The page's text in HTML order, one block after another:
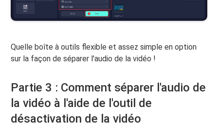
Quelle boîte à outils flexible et assez simple en option
sur la façon de séparer l'audio de la vidéo !
Partie 3 : Comment séparer l'audio de
la vidéo à l'aide de l'outil de
désactivation de la vidéo